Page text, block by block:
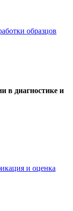
образцов
в диагностике и
и оценка